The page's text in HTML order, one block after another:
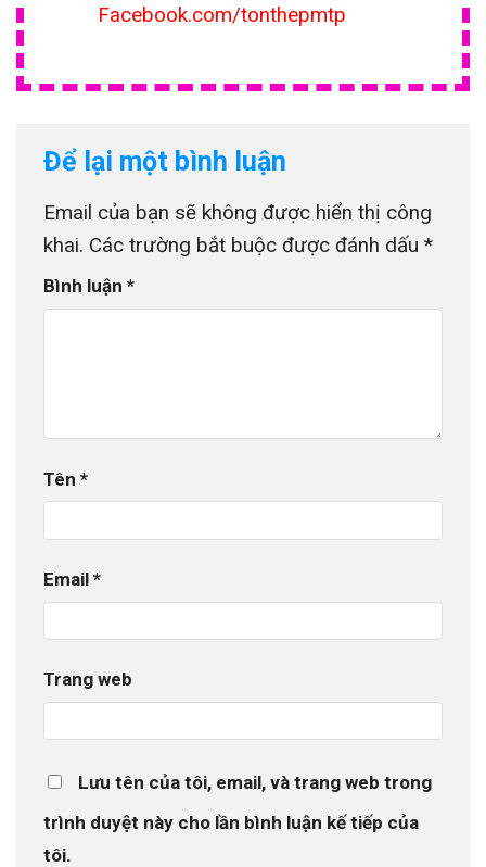
Facebook.com/tonthepmtp
Để lại một bình luận
Email của bạn sẽ không được hiển thị công
khai. Các trường bắt buộc được đánh dấu *
Bình luận *
Tên *
Email *
Trang web
Lưu tên của tôi, email, và trang web trong
trình duyệt này cho lần bình luận kế tiếp của
tôi.